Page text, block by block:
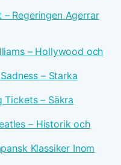
– Regeringen Agerrar
– Hollywood och
– Starka
Tickets – Säkra
– Historik och
Klassiker Inom